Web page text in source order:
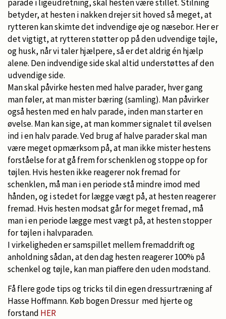
parade i ligeudretning, skal hesten være stillet. Stilning
betyder, at hesten i nakken drejer sit hoved så meget, at
rytteren kan skimte det indvendige øje og næsebor. Her er
det vigtigt, at rytteren støtter op på den udvendige tøjle,
og husk, når vi taler hjælpere, så er det aldrig én hjælp
alene. Den indvendige side skal altid understøttes af den
udvendige side.
Man skal påvirke hesten med halve parader, hver gang
man føler, at man mister bæring (samling). Man påvirker
også hesten med en halv parade, inden man starter en
øvelse. Man kan sige, at man kommer signalet til øvelsen
ind i en halv parade. Ved brug af halve parader skal man
være meget opmærksom på, at man ikke mister hestens
forståelse for at gå frem for schenklen og stoppe op for
tøjlen. Hvis hesten ikke reagerer nok fremad for
schenklen, må man i en periode stå mindre imod med
hånden, og i stedet for lægge vægt på, at hesten reagerer
fremad. Hvis hesten modsat går for meget fremad, må
man i en periode lægge mest vægt på, at hesten stopper
for tøjlen i halvparaden.
I virkeligheden er samspillet mellem fremaddrift og
anholdning sådan, at den dag hesten reagerer 100% på
schenkel og tøjle, kan man piaffere den uden modstand.
Få flere gode tips og tricks til din egen dressurtræning af
Hasse Hoffmann. Køb bogen Dressur med hjerte og
forstand HER